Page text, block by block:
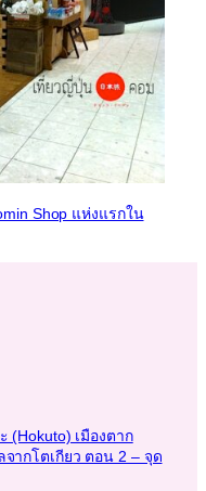
Shop แห่งแรกใน
(Hokuto) เมืองตาก
ากโตเกียว ตอน 2 – จุด